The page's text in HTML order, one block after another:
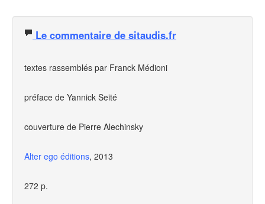
Le commentaire de sitaudis.fr
textes rassemblés par Franck Médioni
préface de Yannick Seité
couverture de Pierre Alechinsky
Alter ego éditions, 2013
272 p.